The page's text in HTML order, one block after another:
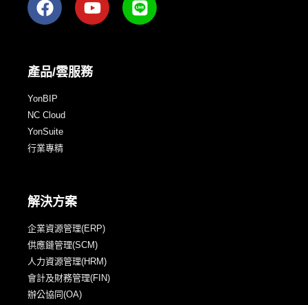
產品/雲服務
YonBIP
NC Cloud
YonSuite
行業專精
解決方案
企業資源管理(ERP)
供應鏈管理(SCM)
人力資源管理(HRM)
會計及財務管理(FIN)
辦公協同(OA)